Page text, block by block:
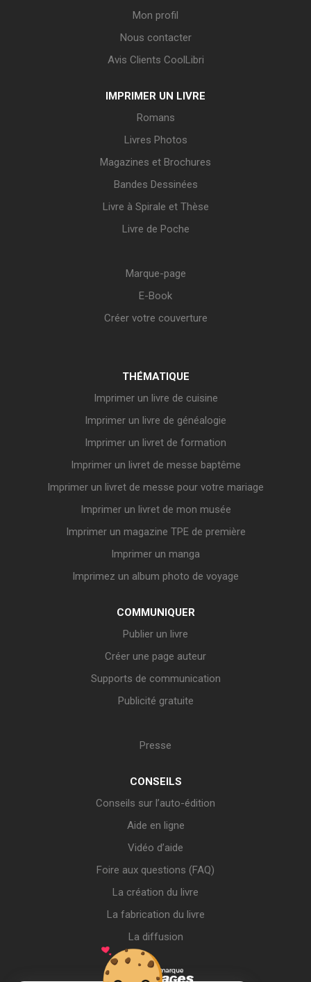
Mon profil
Nous contacter
Avis Clients CoolLibri
IMPRIMER UN LIVRE
Romans
Livres Photos
Magazines et Brochures
Bandes Dessinées
Livre à Spirale et Thèse
Livre de Poche
Marque-page
E-Book
Créer votre couverture
THÉMATIQUE
Imprimer un livre de cuisine
Imprimer un livre de généalogie
Imprimer un livret de formation
Imprimer un livret de messe baptême
Imprimer un livret de messe pour votre mariage
Imprimer un livret de mon musée
Imprimer un magazine TPE de première
Imprimer un manga
Imprimez un album photo de voyage
COMMUNIQUER
Publier un livre
Créer une page auteur
Supports de communication
Publicité gratuite
Presse
CONSEILS
Conseils sur l’auto-édition
Aide en ligne
Vidéo d’aide
Foire aux questions (FAQ)
La création du livre
La fabrication du livre
La diffusion